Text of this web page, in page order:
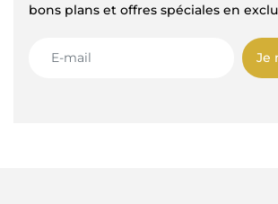
bons plans et offres spéciales en
Je